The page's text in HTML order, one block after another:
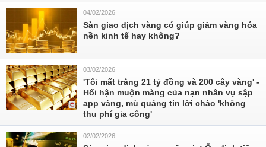
04/02/2026
Sàn giao dịch vàng có giúp giảm vàng hóa
nền kinh tế hay không?
03/02/2026
'Tôi mất trắng 21 tỷ đồng và 200 cây vàng' -
Hối hận muộn màng của nạn nhân vụ sập
app vàng, mù quáng tin lời chào 'không
thu phí gia công'
02/02/2026